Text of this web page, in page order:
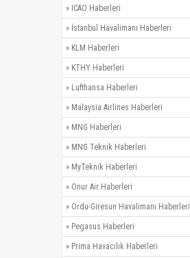
» ICAO Haberleri
» İstanbul Havalimanı Haberleri
» KLM Haberleri
» KTHY Haberleri
» Lufthansa Haberleri
» Malaysia Airlines Haberleri
» MNG Haberleri
» MNG Teknik Haberleri
» MyTeknik Haberleri
» Onur Air Haberleri
» Ordu-Giresun Havalimanı Haberleri
» Pegasus Haberleri
» Prima Havacılık Haberleri